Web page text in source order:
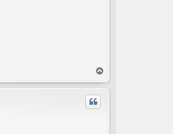
o
p